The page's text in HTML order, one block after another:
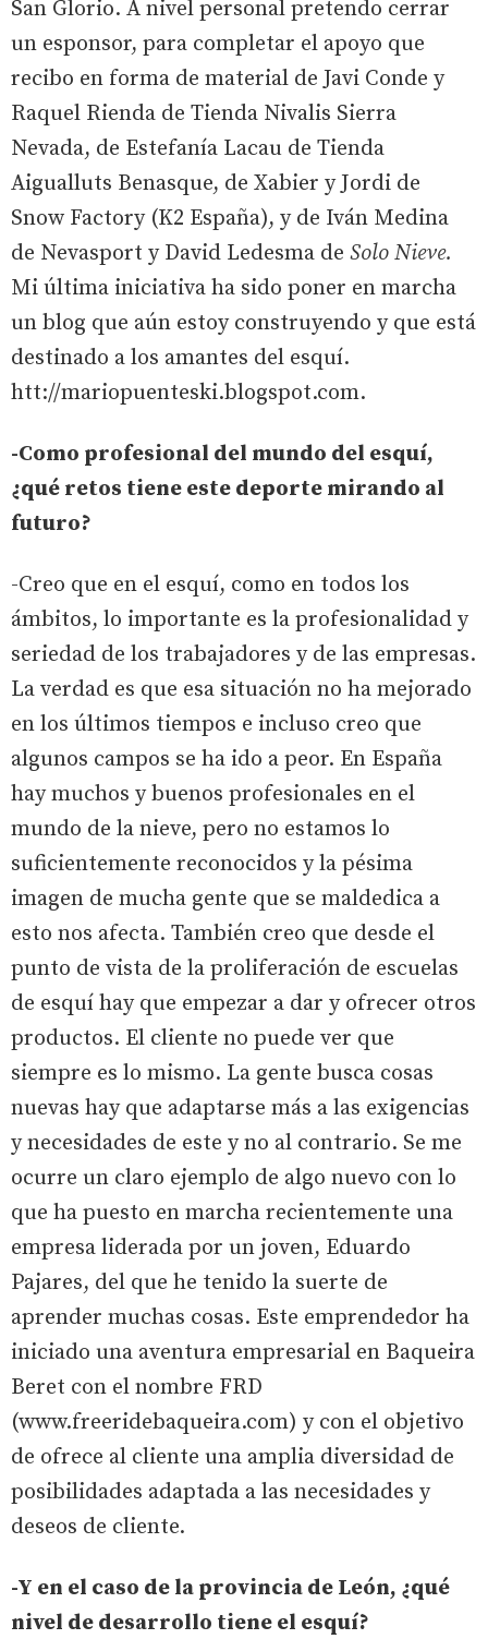
San Glorio. A nivel personal pretendo cerrar
un esponsor, para completar el apoyo que
recibo en forma de material de Javi Conde y
Raquel Rienda de Tienda Nivalis Sierra
Nevada, de Estefanía Lacau de Tienda
Aigualluts Benasque, de Xabier y Jordi de
Snow Factory (K2 España), y de Iván Medina
de Nevasport y David Ledesma de Solo Nieve.
Mi última iniciativa ha sido poner en marcha
un blog que aún estoy construyendo y que está
destinado a los amantes del esquí.
htt://mariopuenteski.blogspot.com.
-Como profesional del mundo del esquí,
¿qué retos tiene este deporte mirando al
futuro?
-Creo que en el esquí, como en todos los
ámbitos, lo importante es la profesionalidad y
seriedad de los trabajadores y de las empresas.
La verdad es que esa situación no ha mejorado
en los últimos tiempos e incluso creo que
algunos campos se ha ido a peor. En España
hay muchos y buenos profesionales en el
mundo de la nieve, pero no estamos lo
suficientemente reconocidos y la pésima
imagen de mucha gente que se maldedica a
esto nos afecta. También creo que desde el
punto de vista de la proliferación de escuelas
de esquí hay que empezar a dar y ofrecer otros
productos. El cliente no puede ver que
siempre es lo mismo. La gente busca cosas
nuevas hay que adaptarse más a las exigencias
y necesidades de este y no al contrario. Se me
ocurre un claro ejemplo de algo nuevo con lo
que ha puesto en marcha recientemente una
empresa liderada por un joven, Eduardo
Pajares, del que he tenido la suerte de
aprender muchas cosas. Este emprendedor ha
iniciado una aventura empresarial en Baqueira
Beret con el nombre FRD
(www.freeridebaqueira.com) y con el objetivo
de ofrece al cliente una amplia diversidad de
posibilidades adaptada a las necesidades y
deseos de cliente.
-Y en el caso de la provincia de León, ¿qué
nivel de desarrollo tiene el esquí?